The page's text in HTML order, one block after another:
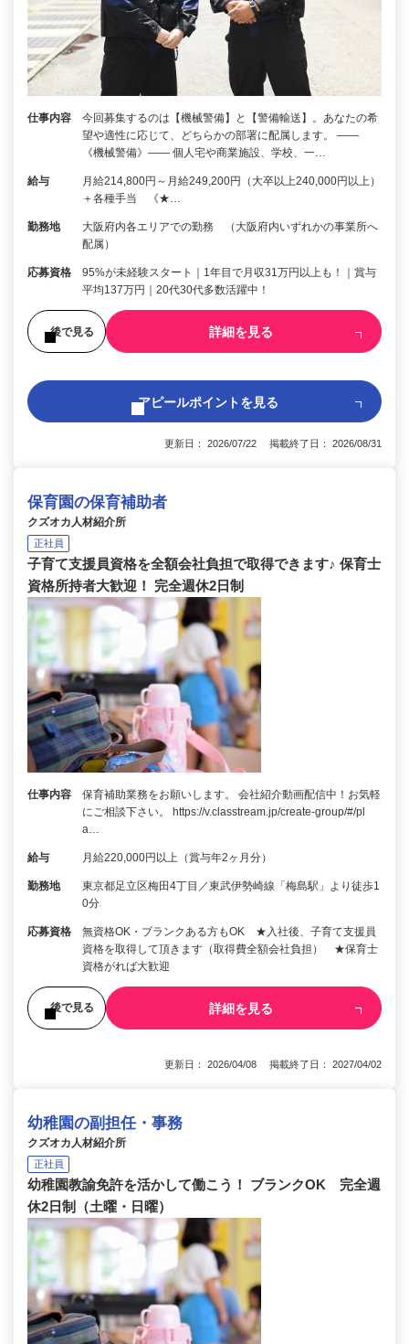
仕事内容
今回募集するのは【機械警備】と【警備輸送】。あなたの希
望や適性に応じて、どちらかの部署に配属します。 ――
《機械警備》―― 個人宅や商業施設、学校、一…
給与
月給214,800円～月給249,200円（大卒以上240,000円以上）
＋各種手当 《★…
勤務地
大阪府内各エリアでの勤務 （大阪府内いずれかの事業所へ
配属）
応募資格
95%が未経験スタート｜1年目で月収31万円以上も！｜賞与
平均137万円｜20代30代多数活躍中！
後で見る 詳細を見る
アピールポイントを見る
更新日： 2026/07/22 掲載終了日： 2026/08/31
保育園の保育補助者
クズオカ人材紹介所
正社員
子育て支援員資格を全額会社負担で取得できます♪ 保育士
資格所持者大歓迎！ 完全週休2日制
仕事内容
保育補助業務をお願いします。 会社紹介動画配信中！お気軽
にご相談下さい。 https://v.classtream.jp/create-group/#/pl
a…
給与 月給220,000円以上（賞与年2ヶ月分）
勤務地
東京都足立区梅田4丁目／東武伊勢崎線「梅島駅」より徒歩1
0分
応募資格
無資格OK・ブランクある方もOK ★入社後、子育て支援員
資格を取得して頂きます（取得費全額会社負担） ★保育士
資格がれば大歓迎
後で見る 詳細を見る
更新日： 2026/04/08 掲載終了日： 2027/04/02
幼稚園の副担任・事務
クズオカ人材紹介所
正社員
幼稚園教諭免許を活かして働こう！ ブランクOK 完全週
休2日制（土曜・日曜）